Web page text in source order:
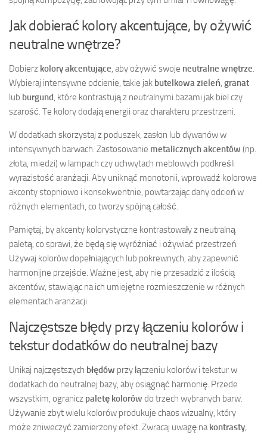
Jak dobierać kolory akcentujące, by ożywić
neutralne wnętrze?
Dobierz kolory akcentujące , aby ożywić swoje neutralne wnętrze
Wybieraj intensywne odcienie, takie jak butelkowa zieleń granat
lub burgund , które kontrastują z neutralnymi bazami jak biel czy
szarość. Te kolory dodają energii oraz charakteru przestrzeni.
W dodatkach skorzystaj z poduszek, zasłon lub dywanów w
intensywnych barwach. Zastosowanie metalicznych akcentów (np.
złota, miedzi) w lampach czy uchwytach meblowych podkreśli
wyrazistość aranżacji. Aby uniknąć monotonii, wprowadź kolorowe
akcenty stopniowo i konsekwentnie, powtarzając dany odcień w
różnych elementach, co tworzy spójną całość.
Pamiętaj, by akcenty kolorystyczne kontrastowały z neutralną
paletą, co sprawi, że będą się wyróżniać i ożywiać przestrzeń.
Używaj kolorów dopełniających lub pokrewnych, aby zapewnić
harmonijne przejście. Ważne jest, aby nie przesadzić z ilością
akcentów, stawiając na ich umiejętne rozmieszczenie w różnych
elementach aranżacji.
Najczęstsze błędy przy łączeniu kolorów i
tekstur dodatków do neutralnej bazy
Unikaj najczęstszych błędów przy łączeniu kolorów i tekstur w
dodatkach do neutralnej bazy, aby osiągnąć harmonię. Przede
wszystkim, ogranicz paletę kolorów do trzech wybranych barw.
Używanie zbyt wielu kolorów produkuje chaos wizualny, który
może zniweczyć zamierzony efekt. Zwracaj uwagę na kontrasty;